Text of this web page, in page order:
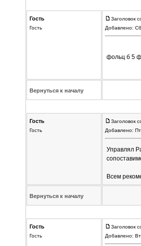
Гость
Гость
Заголовок
Добавлено:
фольц б 5
Вернуться к началу
Гость
Гость
Заголовок
Добавлено:
Управлял
Всем
Вернуться к началу
Гость
Гость
Заголовок
Добавлено: